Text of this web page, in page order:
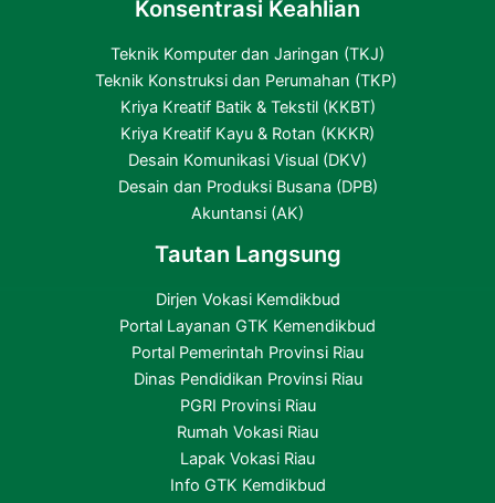
Konsentrasi Keahlian
Teknik Komputer dan Jaringan (TKJ)
Teknik Konstruksi dan Perumahan (TKP)
Kriya Kreatif Batik & Tekstil (KKBT)
Kriya Kreatif Kayu & Rotan (KKKR)
Desain Komunikasi Visual (DKV)
Desain dan Produksi Busana (DPB)
Akuntansi (AK)
Tautan Langsung
Dirjen Vokasi Kemdikbud
Portal Layanan GTK Kemendikbud
Portal Pemerintah Provinsi Riau
Dinas Pendidikan Provinsi Riau
PGRI Provinsi Riau
Rumah Vokasi Riau
Lapak Vokasi Riau
Info GTK Kemdikbud